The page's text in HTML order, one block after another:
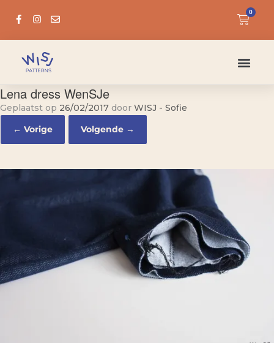
0
Lena dress WenSJe
Geplaatst op 26/02/2017 door WISJ - Sofie
← Vorige
Volgende →